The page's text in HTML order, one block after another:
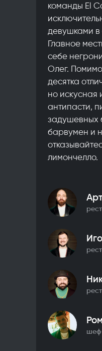
команды El
девушками в
Главное
себе
Олег.
десятка
но искусная
антипасти,
задушевных
барвумен и
лимончелло.